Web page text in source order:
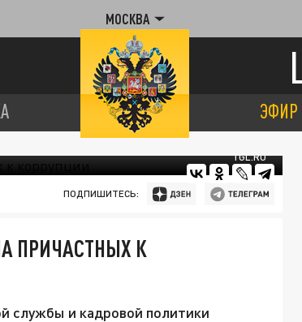
МОСКВА
ЭФИР
TGL.RU
ПОДПИШИТЕСЬ:
ПРИЧАСТНЫХ К
службы и кадровой политики